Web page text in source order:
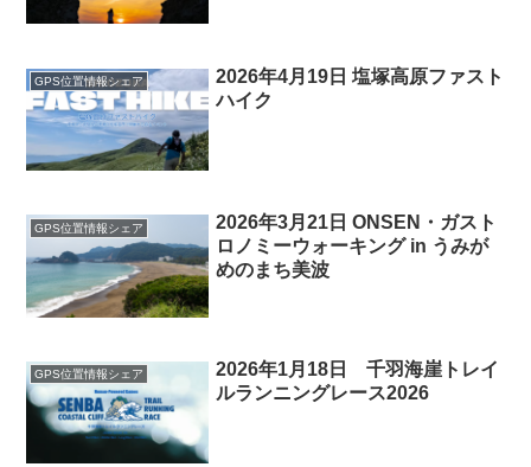
GPS位置情報シェア
2026年4月19日 塩塚高原ファスト
ハイク
GPS位置情報シェア
2026年3月21日 ONSEN・ガスト
ロノミーウォーキング in うみが
めのまち美波
GPS位置情報シェア
2026年1月18日 千羽海崖トレイ
ルランニングレース2026